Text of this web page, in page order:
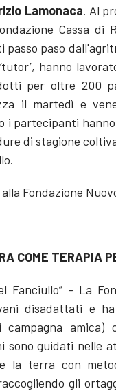
Lamonaca. Al
Cassa di
paso
hanno
per oltre 200
il martedì e
partecipanti
di stagione
Fondazione
COME TERAPIA
Fanciullo” - La
disadattati e
amica)
sono guidati nelle
la terra con
gli